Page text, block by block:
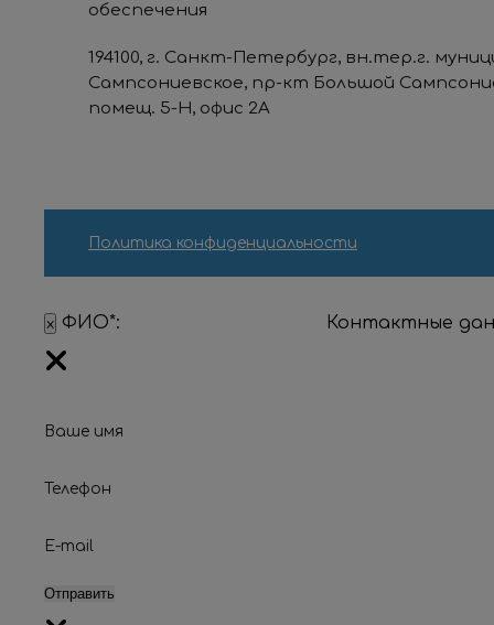
обеспечения
194100, г. Санкт-Петербург, вн.тер.г.
Сампсониевское, пр-кт Большой
помещ. 5-Н, офис 2А
Политика конфиденциальности
x ФИО*: Контактные
×